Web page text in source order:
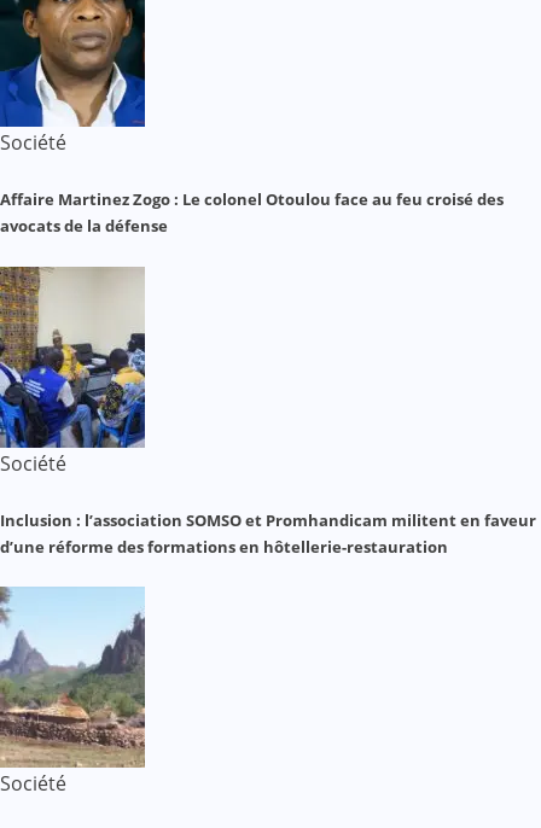
Société
Affaire Martinez Zogo : Le colonel Otoulou face au feu croisé des
avocats de la défense
Société
Inclusion : l’association SOMSO et Promhandicam militent en faveur
d’une réforme des formations en hôtellerie-restauration
Société